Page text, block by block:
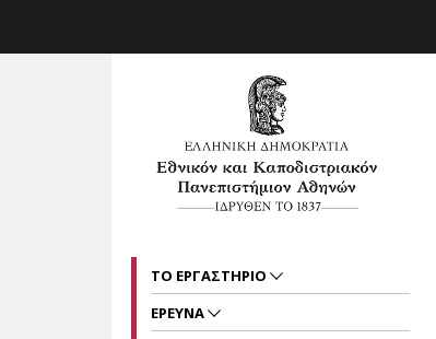
ΤΟ ΕΡΓΑΣΤΗΡΙΟ
ΕΡΕΥΝΑ